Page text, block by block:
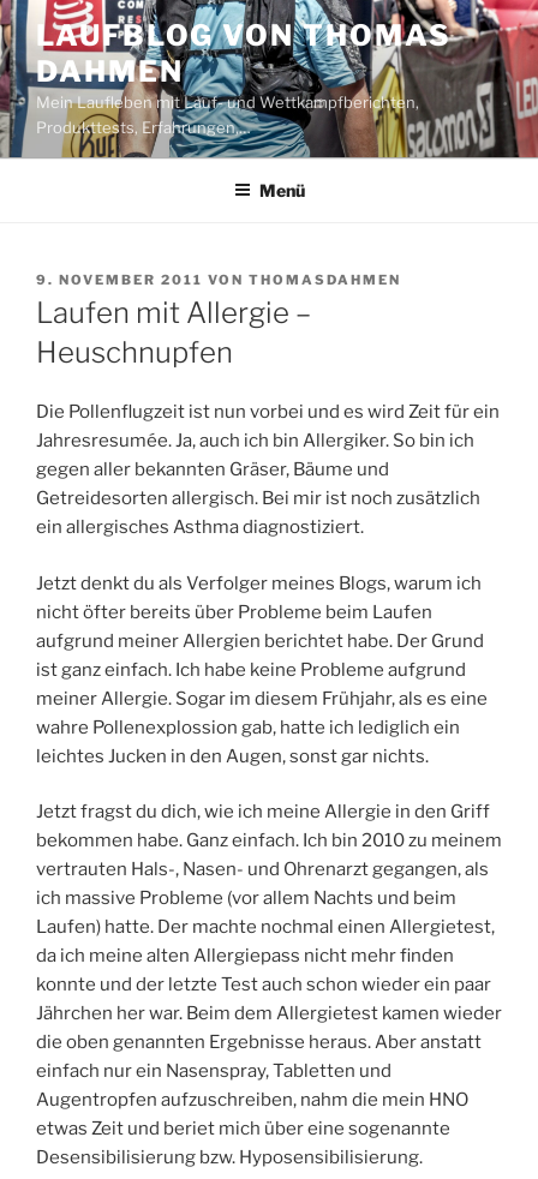
Zum
Inhalt
springen
LAUFBLOG VON THOMAS
DAHMEN
Mein Laufleben mit Lauf- und Wettkampfberichten,
Produkttests, Erfahrungen,…
Menü
VERÖFFENTLICHT
AM
9. NOVEMBER 2011 VON THOMASDAHMEN
Laufen mit Allergie –
Heuschnupfen
Die Pollenflugzeit ist nun vorbei und es wird Zeit für ein
Jahresresumée. Ja, auch ich bin Allergiker. So bin ich
gegen aller bekannten Gräser, Bäume und
Getreidesorten allergisch. Bei mir ist noch zusätzlich
ein allergisches Asthma diagnostiziert.
Jetzt denkt du als Verfolger meines Blogs, warum ich
nicht öfter bereits über Probleme beim Laufen
aufgrund meiner Allergien berichtet habe. Der Grund
ist ganz einfach. Ich habe keine Probleme aufgrund
meiner Allergie. Sogar im diesem Frühjahr, als es eine
wahre Pollenexplossion gab, hatte ich lediglich ein
leichtes Jucken in den Augen, sonst gar nichts.
Jetzt fragst du dich, wie ich meine Allergie in den Griff
bekommen habe. Ganz einfach. Ich bin 2010 zu meinem
vertrauten Hals-, Nasen- und Ohrenarzt gegangen, als
ich massive Probleme (vor allem Nachts und beim
Laufen) hatte. Der machte nochmal einen Allergietest,
da ich meine alten Allergiepass nicht mehr finden
konnte und der letzte Test auch schon wieder ein paar
Jährchen her war. Beim dem Allergietest kamen wieder
die oben genannten Ergebnisse heraus. Aber anstatt
einfach nur ein Nasenspray, Tabletten und
Augentropfen aufzuschreiben, nahm die mein HNO
etwas Zeit und beriet mich über eine sogenannte
Desensibilisierung bzw. Hyposensibilisierung.